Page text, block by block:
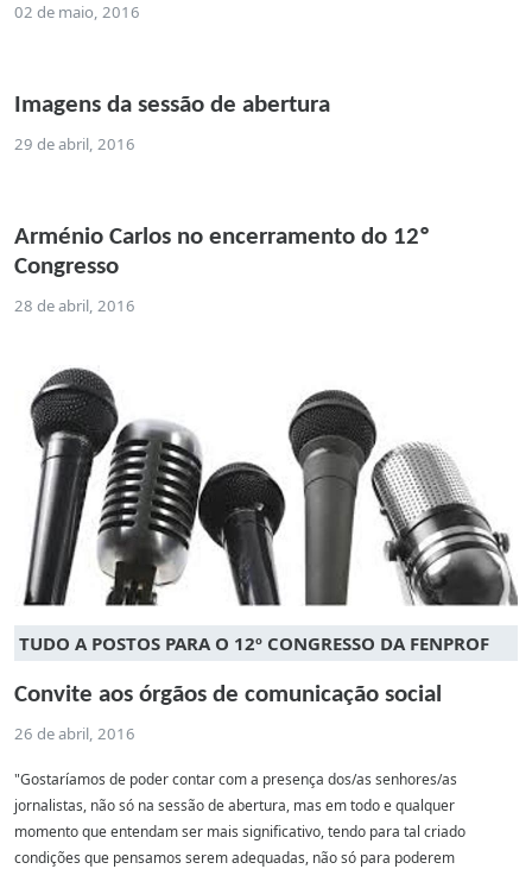
02 de maio, 2016
Imagens da sessão de abertura
29 de abril, 2016
Arménio Carlos no encerramento do 12º
Congresso
28 de abril, 2016
TUDO A POSTOS PARA O 12º CONGRESSO DA FENPROF
Convite aos órgãos de comunicação social
26 de abril, 2016
"Gostaríamos de poder contar com a presença dos/as senhores/as
jornalistas, não só na sessão de abertura, mas em todo e qualquer
momento que entendam ser mais significativo, tendo para tal criado
condições que pensamos serem adequadas, não só para poderem